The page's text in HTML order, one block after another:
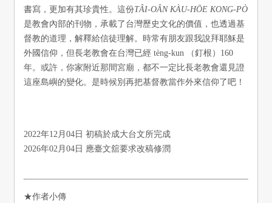
書寫，更加有其珍貴性。這份TÂI-OÂN KÀU-HŌE KONG-PÒ
是教會內部的刊物，承載了台灣歷史文化的價值，也透過基
督教的道理，解釋給信徒理解。時常有朋友跟我說拜耶穌是
外國信仰，但長老教會在台灣已經 tèng-kun （釘根）160
年。或許，你家附近那間宮廟，都不一定比長老教會還見證
這座島嶼的變化。是時候別再把基督教當作外來信仰了吧！
2022年12月04日 初稿於成大台文所完成
2026年02月04日 應臺文舘要求改稿修潤
★作者小傳